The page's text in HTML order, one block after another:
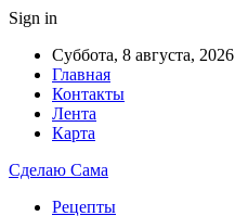
Sign in
Суббота, 8 августа, 2026
Главная
Контакты
Лента
Карта
Сделаю Сама
Рецепты